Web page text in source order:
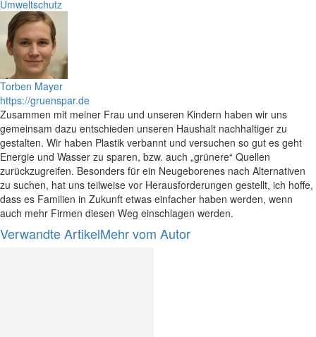
Umweltschutz
Torben Mayer
https://gruenspar.de
Zusammen mit meiner Frau und unseren Kindern haben wir uns
gemeinsam dazu entschieden unseren Haushalt nachhaltiger zu
gestalten. Wir haben Plastik verbannt und versuchen so gut es geht
Energie und Wasser zu sparen, bzw. auch „grünere“ Quellen
zurückzugreifen. Besonders für ein Neugeborenes nach Alternativen
zu suchen, hat uns teilweise vor Herausforderungen gestellt, ich hoffe,
dass es Familien in Zukunft etwas einfacher haben werden, wenn
auch mehr Firmen diesen Weg einschlagen werden.
Verwandte ArtikelMehr vom Autor